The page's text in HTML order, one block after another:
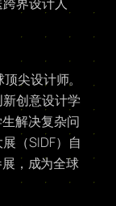
尖设计师。
创意设计学
解决复杂问
（SIDF）自
，成为全球